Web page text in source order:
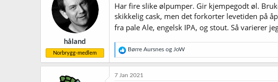
o
n
e
:
håland
Norbrygg-medlem
Har fire slike ølpumper. Gir kjempegodt øl.
skikkelig cask, men det forkorter levetiden på
fra pale Ale, engelsk IPA, og stout. Så varierer
R
e
a
Børre Aursnes og JoW
7 Jan 2021